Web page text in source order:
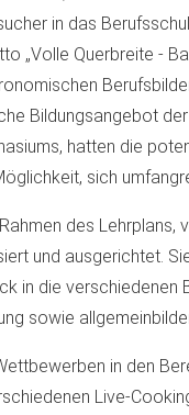
in das
„Volle Querbreite -
Bildungsangebot
hatten die
sich
des
und ausgerichtet.
in die
sowie
in den
Live-